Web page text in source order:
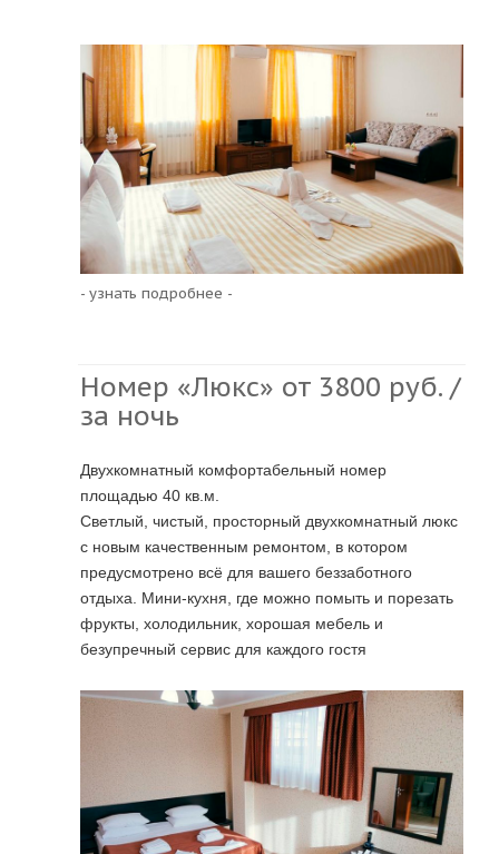
- узнать подробнее -
Номер «Люкс» от 3800 руб. /
за ночь
Двухкомнатный комфортабельный номер
площадью 40 кв.м.
Светлый, чистый, просторный двухкомнатный люкс
с новым качественным ремонтом, в котором
предусмотрено всё для вашего беззаботного
отдыха. Мини-кухня, где можно помыть и порезать
фрукты, холодильник, хорошая мебель и
безупречный сервис для каждого гостя